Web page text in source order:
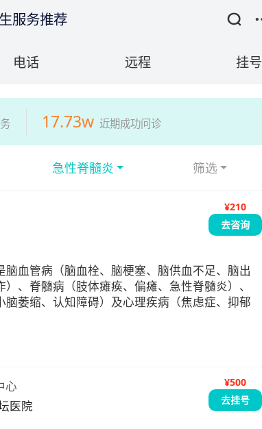
服务推荐
电话 远程 挂号
17.73w 近期成功问诊
急性脊髓炎 筛选
¥210
去咨询
脑血管病（脑血栓、脑梗塞、脑供血不足、脑出
、脊髓病（肢体瘫痪、偏瘫、急性脊髓炎）、
萎缩、认知障碍）及心理疾病（焦虑症、抑郁
心
医院
¥500
去挂号